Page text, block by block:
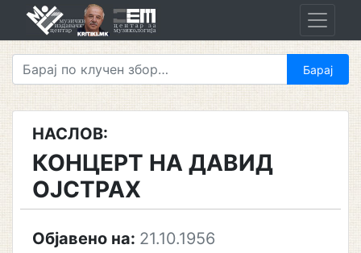
НАСЛОВ:
КОНЦЕРТ НА ДАВИД
ОЈСТРАХ
Објавено на: 21.10.1956